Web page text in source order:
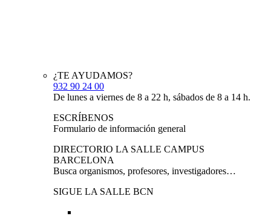
¿TE AYUDAMOS?
932 90 24 00
De lunes a viernes de 8 a 22 h, sábados de 8 a 14 h.
ESCRÍBENOS
Formulario de información general
DIRECTORIO LA SALLE CAMPUS
BARCELONA
Busca organismos, profesores, investigadores…
SIGUE LA SALLE BCN